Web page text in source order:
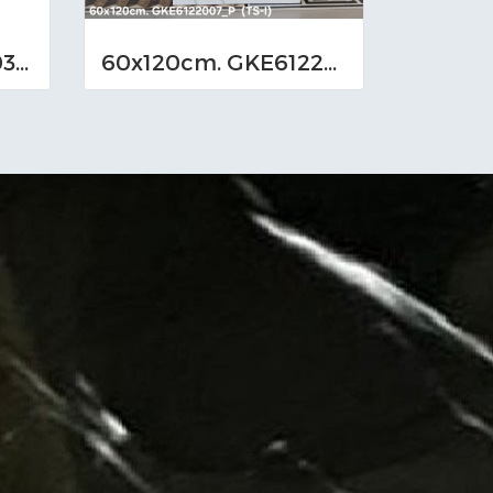
60x120cm. TXP6003 (MO) 60x120cm. GKE6122007_P (TS-I)